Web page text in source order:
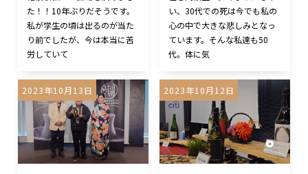
た！！10年ぶりだそうです。
私が学生の頃は出るのが当た
り前でしたが、今は本当に苦
労していて
い、30代での死は今でも私の
心の中で大きな悲しみとなっ
ています。そんな私達も50
代。体に気
2023年10月13日 2023年10月12日